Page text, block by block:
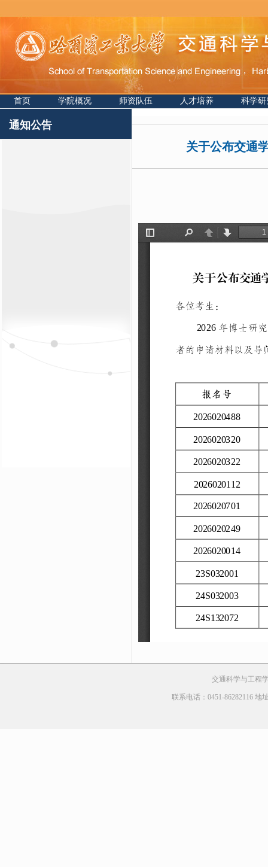
首页 学院概况 师资队伍 人才培养 科学研
通知公告
关于公布交通
交通科学与工程
联系电话：0451-86282116 地